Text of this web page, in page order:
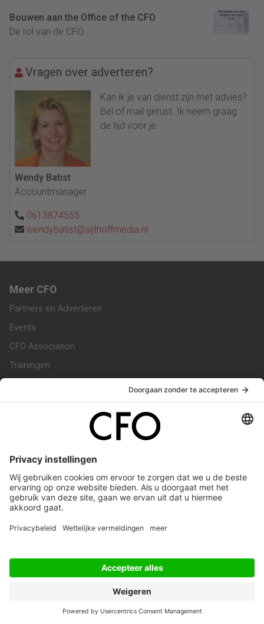
Bouwen aan the Office of the CFO
De rol van de CFO...
Vragen over adverteren?
Kan ik je van dienst zijn met advies?
Bel of mail gerust. Ik neem graag
de tijd voor je.
Wendy Batist
Accountmanager
0613874555
wendybatist@sijthoffmedia.nl
Meer CFO
Partners en Adverteren
Events
CFO Association
Trainingen
Vacatures
Service & Contact
Werken bij ons
Privacy Statement
Algemene Voorwaarden